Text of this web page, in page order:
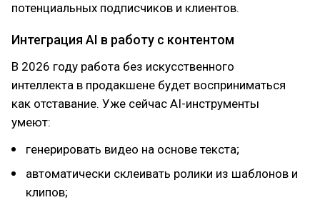
потенциальных подписчиков и клиентов.
Интеграция AI в работу с контентом
В 2026 году работа без искусственного
интеллекта в продакшене будет восприниматься
как отставание. Уже сейчас AI-инструменты
умеют:
генерировать видео на основе текста;
автоматически склеивать ролики из шаблонов и
клипов;